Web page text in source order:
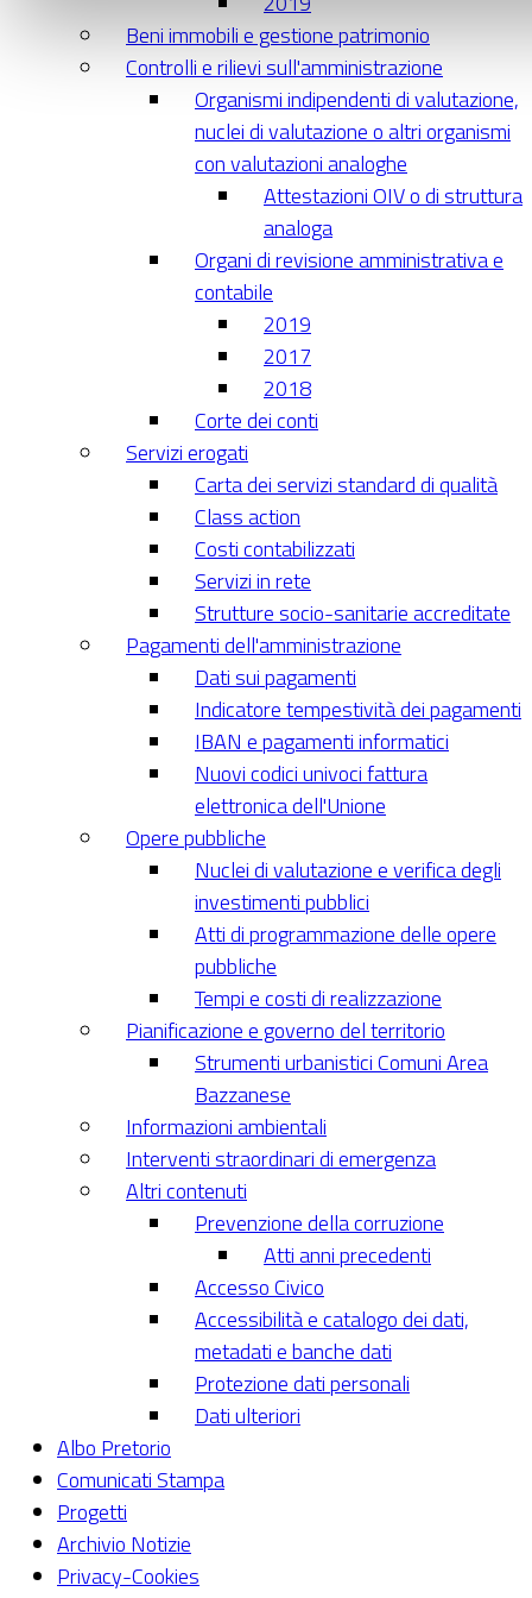
Beni immobili e gestione patrimonio
Controlli e rilievi sull'amministrazione
Organismi indipendenti di valutazione,
nuclei di valutazione o altri organismi
con valutazioni analoghe
Attestazioni OIV o di struttura
analoga
Organi di revisione amministrativa e
contabile
2019
2017
2018
Corte dei conti
Servizi erogati
Carta dei servizi standard di qualità
Class action
Costi contabilizzati
Servizi in rete
Strutture socio-sanitarie accreditate
Pagamenti dell'amministrazione
Dati sui pagamenti
Indicatore tempestività dei pagamenti
IBAN e pagamenti informatici
Nuovi codici univoci fattura
elettronica dell'Unione
Opere pubbliche
Nuclei di valutazione e verifica degli
investimenti pubblici
Atti di programmazione delle opere
pubbliche
Tempi e costi di realizzazione
Pianificazione e governo del territorio
Strumenti urbanistici Comuni Area
Bazzanese
Informazioni ambientali
Interventi straordinari di emergenza
Altri contenuti
Prevenzione della corruzione
Atti anni precedenti
Accesso Civico
Accessibilità e catalogo dei dati,
metadati e banche dati
Protezione dati personali
Dati ulteriori
Albo Pretorio
Comunicati Stampa
Progetti
Archivio Notizie
Privacy-Cookies